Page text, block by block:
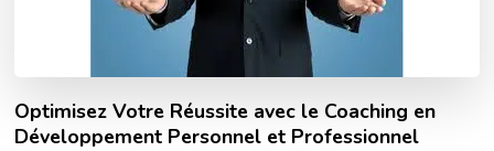
Optimisez Votre Réussite avec le Coaching en
Développement Personnel et Professionnel